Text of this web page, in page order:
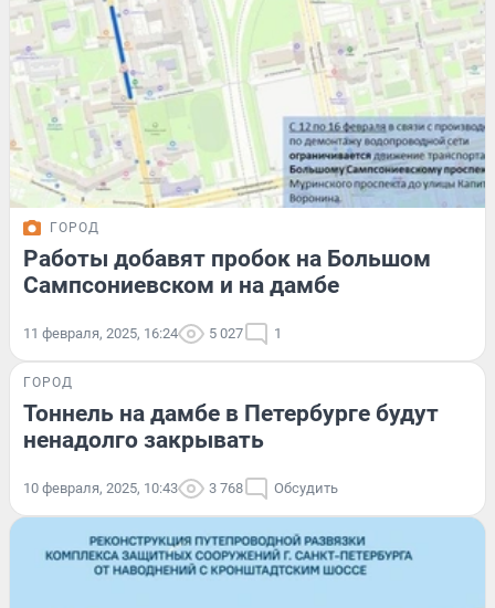
ГОРОД
Работы добавят пробок на Большом
Сампсониевском и на дамбе
11 февраля, 2025, 16:24 5 027 1
ГОРОД
Тоннель на дамбе в Петербурге будут
ненадолго закрывать
10 февраля, 2025, 10:43 3 768 Обсудить